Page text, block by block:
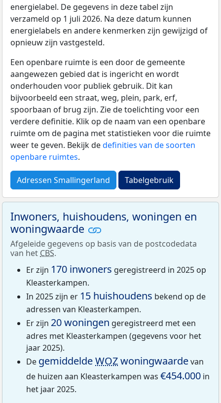
energielabel. De gegevens in deze tabel zijn
verzameld op 1 juli 2026. Na deze datum kunnen
energielabels en andere kenmerken zijn gewijzigd of
opnieuw zijn vastgesteld.
Een openbare ruimte is een door de gemeente
aangewezen gebied dat is ingericht en wordt
onderhouden voor publiek gebruik. Dit kan
bijvoorbeeld een straat, weg, plein, park, erf,
spoorbaan of brug zijn. Zie de toelichting voor een
verdere definitie. Klik op de naam van een openbare
ruimte om de pagina met statistieken voor die ruimte
weer te geven. Bekijk dedefinities van de soorten
openbare ruimtes.
Adressen Smallingerland Tabelgebruik
Inwoners, huishoudens, woningen en
woningwaarde
Afgeleide gegevens op basis van de postcodedata
van het CBS.
Er zijn 170 inwoners geregistreerd in 2025 op
Kleasterkampen.
In 2025 zijn er 15 huishoudens bekend op de
adressen van Kleasterkampen.
Er zijn 20 woningen geregistreerd met een
adres met Kleasterkampen (gegevens voor het
jaar 2025).
De gemiddeldeWOZwoningwaardevan
de huizen aan Kleasterkampen was €454.000 in
het jaar 2025.